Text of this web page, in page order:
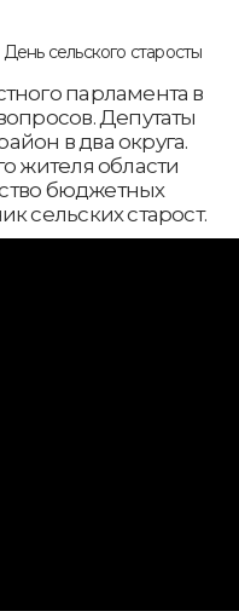
парламента в
Депутаты
в два округа.
жителя области
бюджетных
сельских старост.